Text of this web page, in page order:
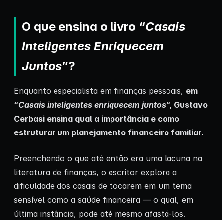
O que ensina o livro “Casais
Inteligentes Enriquecem
Juntos”?
Enquanto especialista em finanças pessoais, em
“Casais inteligentes enriquecem juntos“, Gustavo
Cerbasi ensina qual a importância e como
estruturar um planejamento financeiro familiar.
Preenchendo o que até então era uma lacuna na
literatura de finanças, o escritor explora a
dificuldade dos casais de tocarem em um tema
sensível como a saúde financeira — o qual, em
última instância, pode até mesmo afastá-los.